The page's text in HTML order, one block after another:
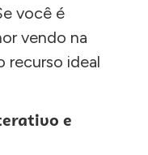
você é
vendo na
recurso ideal
e